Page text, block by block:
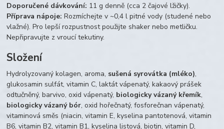
Doporučené dávkování: 11 g denně (cca 2 čajové lžičky).
Příprava nápoje: Rozmíchejte v ~0,4 l pitné vody (studené nebo
vlažné). Pro lepší rozpustnost použijte shaker nebo metličku.
Nepřipravujte z vroucí tekutiny.
Složení
Hydrolyzovaný kolagen, aroma, sušená syrovátka (mléko),
glukosamin sulfát, vitamin C, laktát vápenatý, kakaový prášek
odtučněný, barvivo, oxid vápenatý, biologicky vázaný křemík,
biologicky vázaný bór, oxid hořečnatý, fosforečnan vápenatý,
vitaminová směs (niacin, vitamin E, kyselina pantotenová, vitamin
B6, vitamin B2, vitamin B1, kyselina listová, biotin, vitamin D,